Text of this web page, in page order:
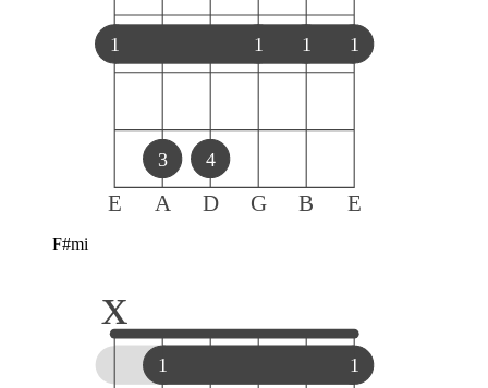
E A D G B E
1 1 1 1
3 4
F#mi
1 1
x